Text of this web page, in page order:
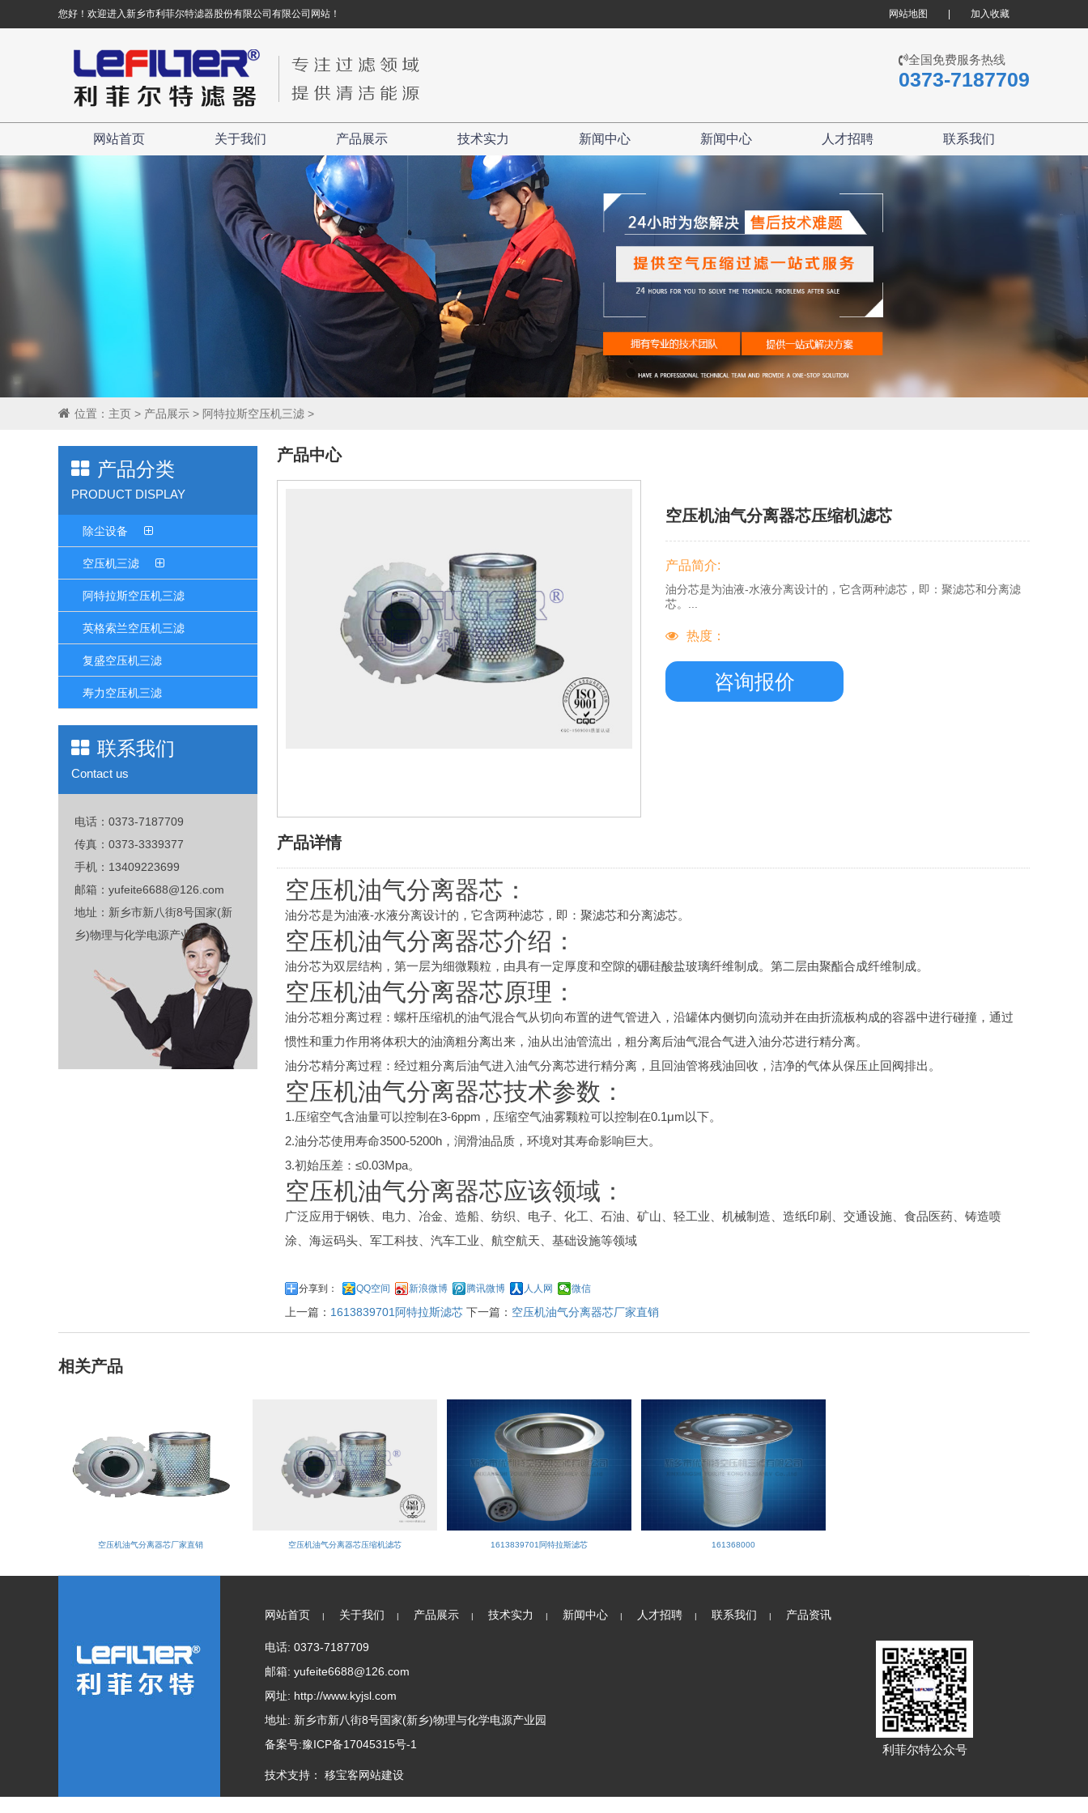
您好！欢迎进入新乡市利菲尔特滤器股份有限公司有限公司网站！ 加入收藏
网站地图
全国免费服务热线
0373-7187709
网站首页 关于我们 产品展示 技术实力 新闻中心 新闻中心 人才招聘 联系我们
位置： 主页 > 产品展示 > 阿特拉斯空压机三滤 >
产品分类
PRODUCT DISPLAY
除尘设备
空压机三滤
阿特拉斯空压机三滤
英格索兰空压机三滤
复盛空压机三滤
寿力空压机三滤
联系我们
Contact us
电话：0373-7187709
传真：0373-3339377
手机：13409223699
邮箱：yufeite6688@126.com
地址：新乡市新八街8号国家(新
乡)物理与化学电源产业园
产品中心
空压机油气分离器芯压缩机滤芯
产品简介:
油分芯是为油液-水液分离设计的，它含两种滤芯，即：聚滤芯和分离滤
芯。...
热度：
咨询报价
产品详情
空压机油气分离器芯：
油分芯是为油液-水液分离设计的，它含两种滤芯，即：聚滤芯和分离滤芯。
空压机油气分离器芯介绍：
油分芯为双层结构，第一层为细微颗粒，由具有一定厚度和空隙的硼硅酸盐玻璃纤维制成。第二层由聚酯合成纤维制成。
空压机油气分离器芯原理：
油分芯粗分离过程：螺杆压缩机的油气混合气从切向布置的进气管进入，沿罐体内侧切向流动并在由折流板构成的容器中进行碰撞，通过
惯性和重力作用将体积大的油滴粗分离出来，油从出油管流出，粗分离后油气混合气进入油分芯进行精分离。
油分芯精分离过程：经过粗分离后油气进入油气分离芯进行精分离，且回油管将残油回收，洁净的气体从保压止回阀排出。
空压机油气分离器芯技术参数：
1.压缩空气含油量可以控制在3-6ppm，压缩空气油雾颗粒可以控制在0.1μm以下。
2.油分芯使用寿命3500-5200h，润滑油品质，环境对其寿命影响巨大。
3.初始压差：≤0.03Mpa。
空压机油气分离器芯应该领域：
广泛应用于钢铁、电力、冶金、造船、纺织、电子、化工、石油、矿山、轻工业、机械制造、造纸印刷、交通设施、食品医药、铸造喷
涂、海运码头、军工科技、汽车工业、航空航天、基础设施等领域
分享到： QQ空间 新浪微博 腾讯微博 人人网 微信
上一篇： 1613839701阿特拉斯滤芯 下一篇： 空压机油气分离器芯厂家直销
相关产品
空压机油气分离器芯厂家直销 空压机油气分离器芯压缩机滤芯 1613839701阿特拉斯滤芯 161368000
网站首页 | 关于我们 | 产品展示 | 技术实力 | 新闻中心 | 人才招聘 | 联系我们 | 产品资讯
电话: 0373-7187709
邮箱: yufeite6688@126.com
网址: http://www.kyjsl.com
地址: 新乡市新八街8号国家(新乡)物理与化学电源产业园
备案号:豫ICP备17045315号-1
技术支持： 移宝客网站建设
利菲尔特公众号